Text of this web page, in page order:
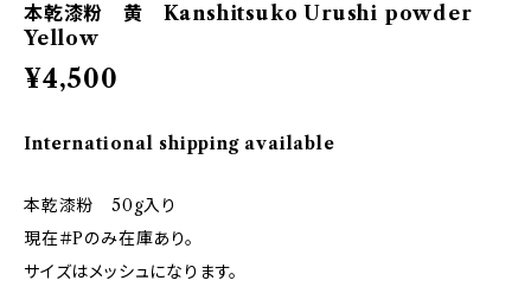
本乾漆粉 黄 Kanshitsuko Urushi powder
Yellow
¥4,500
International shipping available
本乾漆粉 50g入り
現在＃Pのみ在庫あり。
サイズはメッシュになります。